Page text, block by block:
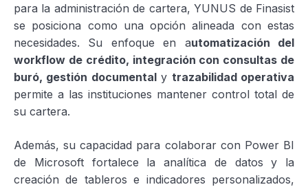
para la administración de cartera, YUNUS de Finasist
se posiciona como una opción alineada con estas
necesidades. Su enfoque en automatización del
workflow de crédito, integración con consultas de
buró, gestión documentaly trazabilidad operativa
permite a las instituciones mantener control total de
su cartera.
Además, su capacidad para colaborar con Power BI
de Microsoft fortalece la analítica de datos y la
creación de tableros e indicadores personalizados,